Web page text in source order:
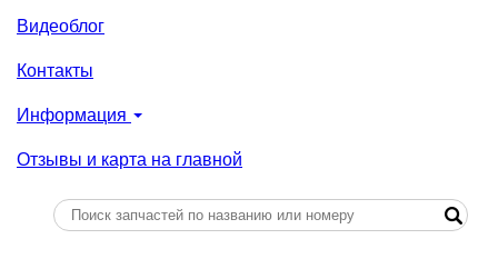
Видеоблог
Контакты
Информация
Отзывы и карта на главной